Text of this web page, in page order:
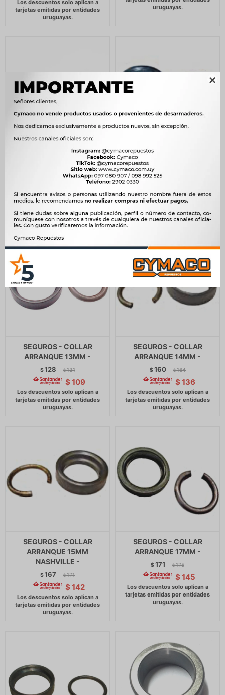

SEGUROS - ARRANQUE
$ 154
SEGUROS - COLLAR
ARRANQUE 12MM -
$ 150
SEGUROS - COLLAR
ARRANQUE 13MM -
$128 $ 131
$ 109
SEGUROS - COLLAR
ARRANQUE 14MM -
$160 $ 164
$ 136
SEGUROS - COLLAR
ARRANQUE 15MM
NASHVILLE -
$167 $ 171
$ 142
SEGUROS - COLLAR
ARRANQUE 17MM -
$171 $ 175
$ 145